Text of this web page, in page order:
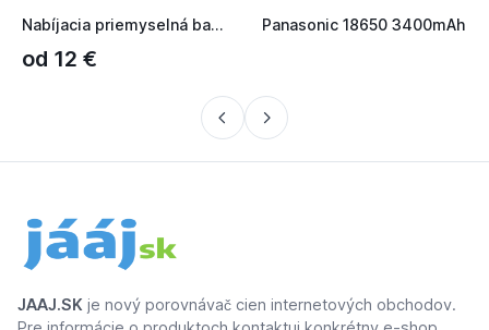
Nabíjacia priemyselná batéria 18650 Panasonic 3400mAh 3, 7V...
od 12 €
Panasonic 18650 3400mAh
JAAJ.SK je nový porovnávač cien internetových obchodov.